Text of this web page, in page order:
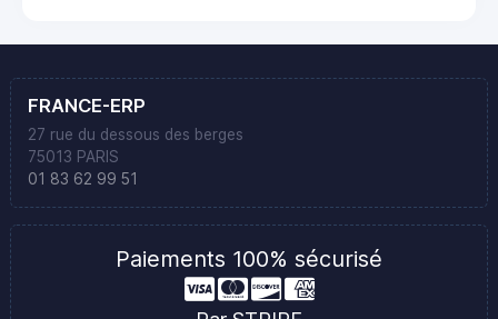
FRANCE-ERP
27 rue du dessous des berges
75013 PARIS
01 83 62 99 51
Paiements 100% sécurisé